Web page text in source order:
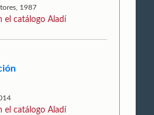
1987
el catálogo Aladí
el catálogo Aladí